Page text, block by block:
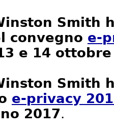
Smith
convegno e-
e 14 ottobre
Smith
e-privacy
2017.